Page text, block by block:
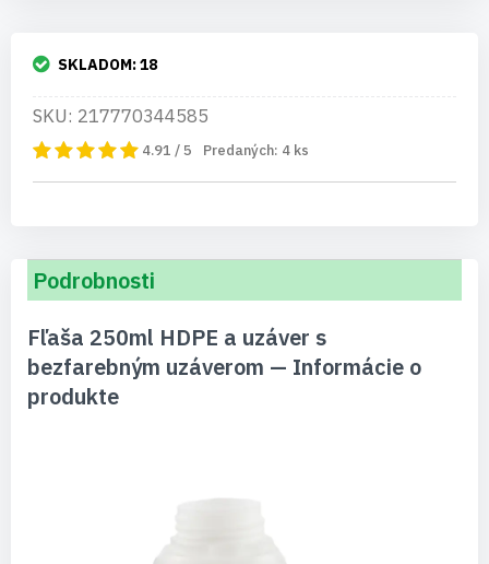
SKLADOM:18
SKU: 217770344585
4.91 / 5 Predaných: 4 ks
Podrobnosti
Fľaša 250ml HDPE a uzáver s
bezfarebným uzáverom — Informácie o
produkte